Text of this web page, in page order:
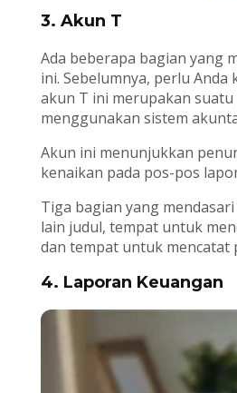
3. Akun T
Ada beberapa bagian yang
ini. Sebelumnya, perlu Anda
akun T ini merupakan suatu
menggunakan sistem
Akun ini menunjukkan
kenaikan pada pos-pos
Tiga bagian yang
lain judul, tempat untuk
dan tempat untuk mencatat
4. Laporan Keuangan